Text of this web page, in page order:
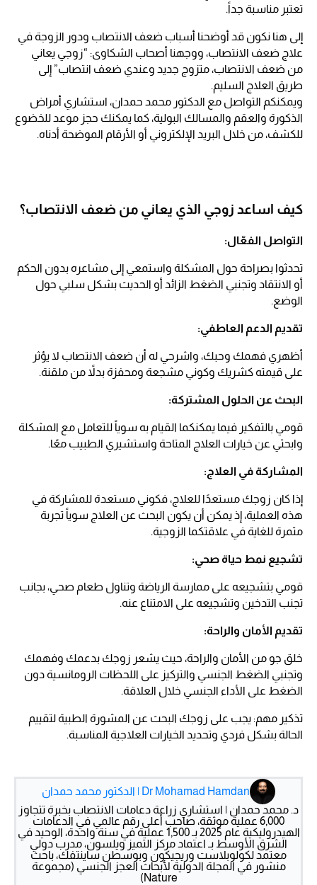
تعتبر مناسبة جداً.
إلى هنا نكون قد أوضحنا أسباب ضعف الانتصاب ودور الزوجة في
علاج ضعف الانتصاب، ووجهنا أصحاب الشكاوى: “زوجي يعاني
من ضعف الانتصاب، متزوج جديد وعندي ضعف انتصاب” إلى
طريق العلاج السليم.
ويمكنكم التواصل مع الدكتور محمد حمدان، استشاري أمراض
الذكورة والعقم والمسالك البولية، كما يمكنك حجز موعد للخضوع
للكشف، من خلال البريد الإلكتروني أو الأرقام الموضحة أدناه.
كيف اساعد زوجي الذي يعاني من ضعف الانتصاب؟
التواصل الفعّال:
تحدثوا بصراحة حول المشكلة واستمعي إلى مشاعره بدون الحكم
أو الانتقاد وتجنبي الضغط الزائد أو الحديث بشكل سلبي حول
الوضع.
تقديم الدعم العاطفي:
أظهري فهمك وحبك، واشرحي له أن ضعف الانتصاب لا يؤثر
على قيمته كشريك وكوني مشجعة ومحفزة بدلاً من ملقنة.
البحث عن الحلول المشتركة:
قومي بالتفكير فيما يمكنكما القيام به سوياً للتعامل مع المشكلة
وابحثي عن خيارات العلاج المتاحة واستشيري الطبيب معًا.
المشاركة في العلاج:
إذا كان زوجك مستعدًا للعلاج، فكوني مستعدة للمشاركة في
هذه العملية، إذ يمكن أن يكون البحث عن العلاج سوياً تجربة
مثمرة للغاية في علاقتكما الزوجية.
تشجيع نمط حياة صحي:
قومي بتشجيعه على ممارسة الرياضة وتناول طعام صحي، بجانب
تجنب التدخين وتشجيعه على الامتناع عنه.
تقديم الأمان والراحة:
خلق جو من الأمان والراحة، حيث يشعر زوجك بدعمك وفهمك
وتجنبي الضغط الجنسي والتركيز على اللحظات الرومانسية دون
الضغط على الأداء الجنسي خلال العلاقة.
تذكير مهم: يجب على زوجك البحث عن المشورة الطبية لتقييم
الحالة بشكل فردي وتحديد الخيارات العلاجية المناسبة.
Dr Mohamad Hamdan | الدكتور محمد حمدان
د. محمد حمدان | استشاري زراعة دعامات الانتصاب بخبرة تتجاوز
6,000 عملية موثقة، صاحب أعلى رقم عالمي في الدعامات
الهيدروليكية عام 2025 بـ 1,500 عملية في سنة واحدة، الوحيد في
الشرق الأوسط بـ اعتماد مركز التميز ويلسون، مدرب دولي
معتمد لكولوبلاست وريجيكون وبوسطن ساينتفك، باحث
منشور في المجلة الدولية لأبحاث العجز الجنسي (مجموعة
Nature)